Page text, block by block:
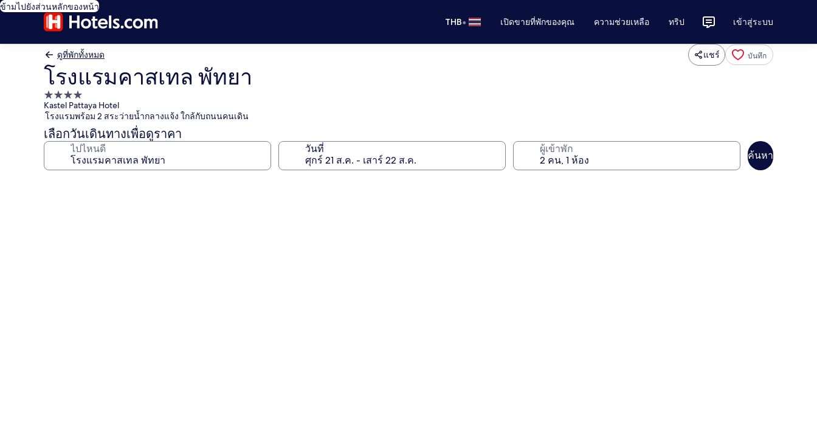
ข้ามไปยังส่วนหลักของหน้า
THB• เปิดขายที่พักของคุณ ความช่วยเหลือ ทริป เข้าสู่ระบบ
ดูที่พักทั้งหมด แชร์ บันทึก
โรงแรมคาสเทล พัทยา
ที่พัก
4.0
ดาว
Kastel Pattaya Hotel
โรงแรมพร้อม 2 สระว่ายน้ำกลางแจ้ง ใกล้กับถนนคนเดิน
เลือกวันเดินทางเพื่อดูราคา
ไปไหนดี วันที่ ผู้เข้าพัก
ค้นหา